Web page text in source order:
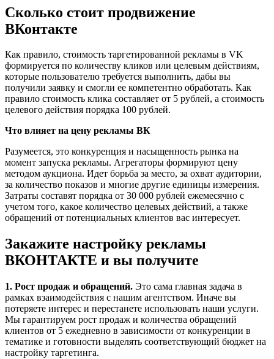
Сколько стоит продвижение
ВКонтакте
Как правило, стоимость таргетированной рекламы в VK
формируется по количеству кликов или целевым действиям,
которые пользователю требуется выполнить, дабы вы
получили заявку и смогли ее компетентно обработать. Как
правило стоимость клика составляет от 5 рублей, а стоимость
целевого действия порядка 100 рублей.
Что влияет на цену рекламы ВК
Разумеется, это конкуренция и насыщенность рынка на
момент запуска рекламы. Агрегаторы формируют цену
методом аукциона. Идет борьба за место, за охват аудитории,
за количество показов и многие другие единицы измерения.
Затраты составят порядка от 30 000 рублей ежемесячно с
учетом того, какое количество целевых действий, а также
обращений от потенциальных клиентов вас интересует.
Закажите настройку рекламы
ВКОНТАКТЕ и вы получите
1. Рост продаж и обращений. Это сама главная задача в
рамках взаимодействия с нашим агентством. Иначе вы
потеряете интерес и перестанете использовать наши услуги.
Мы гарантируем рост продаж и количества обращений
клиентов от 5 ежедневно в зависимости от конкуренции в
тематике и готовности выделять соответствующий бюджет на
настройку таргетинга.